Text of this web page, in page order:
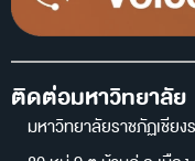
ติดต่อมหาวิทยาลัย
มหาวิทยาลัยราชภัฏเชียง